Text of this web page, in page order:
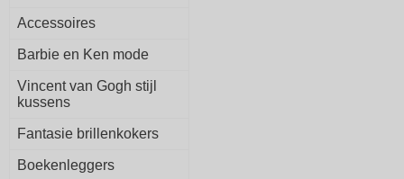
Accessoires
Barbie en Ken mode
Vincent van Gogh stijl
kussens
Fantasie brillenkokers
Boekenleggers